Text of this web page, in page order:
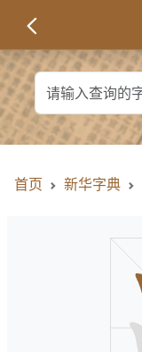
首页 新华字典